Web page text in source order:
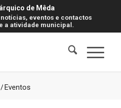
de Mêda
eventos e contactos
a atividade municipal.
/Eventos